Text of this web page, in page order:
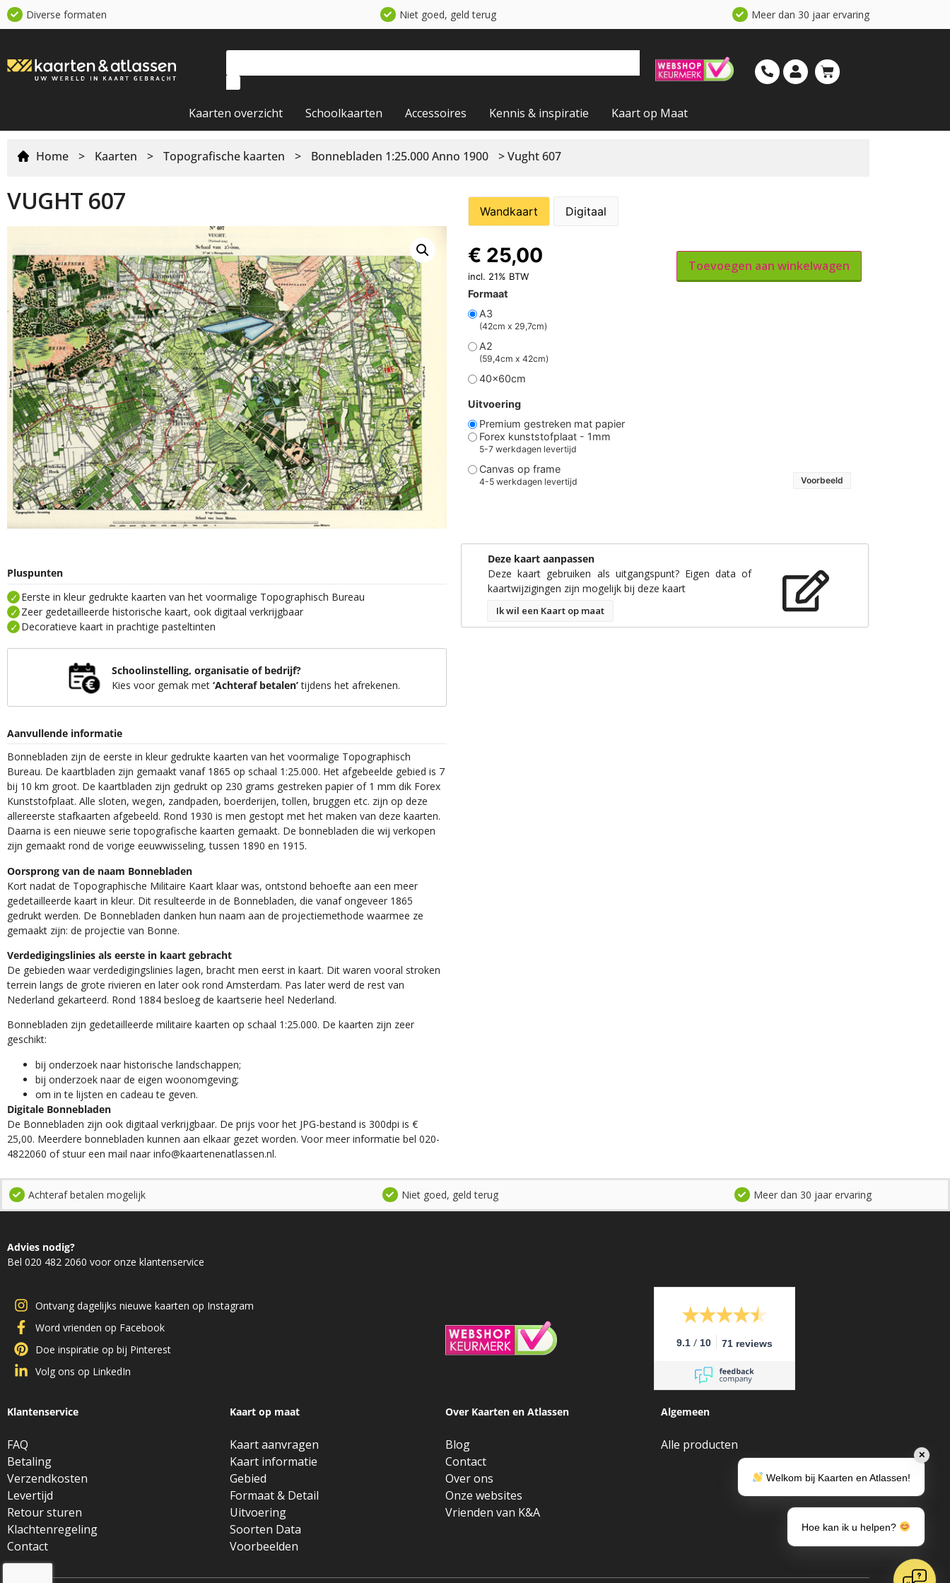
Diverse formaten Niet goed, geld terug Meer dan 30 jaar ervaring
Kaarten overzicht Schoolkaarten Accessoires Kennis & inspiratie Kaart op Maat
Home > Kaarten > Topografische kaarten > Bonnebladen 1:25.000 Anno 1900 > Vught 607
VUGHT 607
Pluspunten
Eerste in kleur gedrukte kaarten van het voormalige Topographisch Bureau
Zeer gedetailleerde historische kaart, ook digitaal verkrijgbaar
Decoratieve kaart in prachtige pasteltinten
Schoolinstelling, organisatie of bedrijf?
Kies voor gemak met ‘Achteraf betalen’tijdens het afrekenen.
Aanvullende informatie
Bonnebladen zijn de eerste in kleur gedrukte kaarten van het voormalige Topographisch
Bureau. De kaartbladen zijn gemaakt vanaf 1865 op schaal 1:25.000. Het afgebeelde gebied is 7
bij 10 km groot. De kaartbladen zijn gedrukt op 230 grams gestreken papier of 1 mm dik Forex
Kunststofplaat. Alle sloten, wegen, zandpaden, boerderijen, tollen, bruggen etc. zijn op deze
allereerste stafkaarten afgebeeld. Rond 1930 is men gestopt met het maken van deze kaarten.
Daarna is een nieuwe serie topografische kaarten gemaakt. De bonnebladen die wij verkopen
zijn gemaakt rond de vorige eeuwwisseling, tussen 1890 en 1915.
Oorsprong van de naam Bonnebladen
Kort nadat de Topographische Militaire Kaart klaar was, ontstond behoefte aan een meer
gedetailleerde kaart in kleur. Dit resulteerde in de Bonnebladen, die vanaf ongeveer 1865
gedrukt werden. De Bonnebladen danken hun naam aan de projectiemethode waarmee ze
gemaakt zijn: de projectie van Bonne.
Verdedigingslinies als eerste in kaart gebracht
De gebieden waar verdedigingslinies lagen, bracht men eerst in kaart. Dit waren vooral stroken
terrein langs de grote rivieren en later ook rond Amsterdam. Pas later werd de rest van
Nederland gekarteerd. Rond 1884 besloeg de kaartserie heel Nederland.
Bonnebladen zijn gedetailleerde militaire kaarten op schaal 1:25.000. De kaarten zijn zeer
geschikt:​
​bij onderzoek naar historische landschappen;
bij onderzoek naar de eigen woonomgeving;
om in te lijsten en cadeau te geven.
Digitale Bonnebladen
De Bonnebladen zijn ook digitaal verkrijgbaar. De prijs voor het JPG-bestand is 300dpi is €
25,00. Meerdere bonnebladen kunnen aan elkaar gezet worden. Voor meer informatie bel 020-
4822060 of stuur een mail naar info@kaartenenatlassen.nl.
Wandkaart Digitaal
Formaat
A3
(42cm x 29,7cm)
A2
(59,4cm x 42cm)
40x60cm
Uitvoering
Premium gestreken mat papier
Forex kunststofplaat - 1mm
5-7 werkdagen levertijd
Canvas op frame
4-5 werkdagen levertijd Voorbeeld
€ 25,00
incl. 21% BTW
Toevoegen aan winkelwagen
Deze kaart aanpassen
Deze kaart gebruiken als uitgangspunt? Eigen data of
kaartwijzigingen zijn mogelijk bij deze kaart
Ik wil een Kaart op maat
Achteraf betalen mogelijk Niet goed, geld terug Meer dan 30 jaar ervaring
Advies nodig?
Bel 020 482 2060 voor onze klantenservice
Ontvang dagelijks nieuwe kaarten op Instagram
Word vrienden op Facebook
Doe inspiratie op bij Pinterest
Volg ons op LinkedIn
9.1 / 10 71 reviews
Klantenservice
FAQ
Betaling
Verzendkosten
Levertijd
Retour sturen
Klachtenregeling
Contact
Kaart op maat
Kaart aanvragen
Kaart informatie
Gebied
Formaat & Detail
Uitvoering
Soorten Data
Voorbeelden
Over Kaarten en Atlassen
Blog
Contact
Over ons
Onze websites
Vrienden van K&A
Algemeen
Alle producten
✕
Welkom bij Kaarten en Atlassen!
Hoe kan ik u helpen?